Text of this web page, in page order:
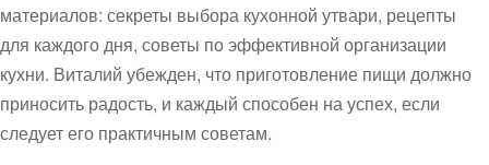
материалов: секреты выбора кухонной утвари, рецепты
для каждого дня, советы по эффективной организации
кухни. Виталий убежден, что приготовление пищи должно
приносить радость, и каждый способен на успех, если
следует его практичным советам.